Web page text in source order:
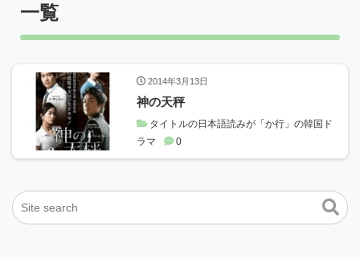
一覧
2014年3月13日
神の天秤
タイトルの日本語読みが「か行」の韓国ド
ラマ
0